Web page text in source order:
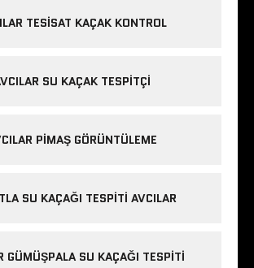
TESISAT KAÇAK KONTROL
SU KAÇAK TESPITÇI
PIMAŞ GÖRÜNTÜLEME
SU KAÇAĞI TESPITI AVCILAR
GÜMÜŞPALA SU KAÇAĞI TESPITI